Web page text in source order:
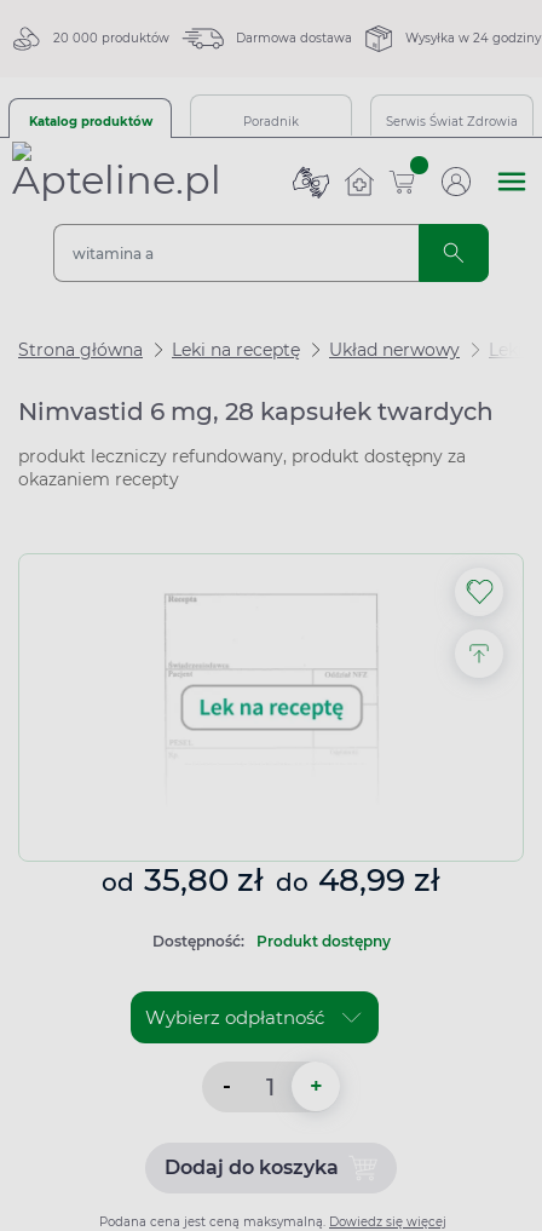
20 000 produktów Darmowa dostawa Wysyłka w 24 godziny
Katalog produktów Poradnik Serwis Świat Zdrowia
sztuk
Strona główna Leki na receptę Układ nerwowy Leki
Nimvastid 6 mg, 28 kapsułek twardych
produkt leczniczy refundowany, produkt dostępny za
okazaniem recepty
od 35,80 zł do 48,99 zł
Dostępność: Produkt dostępny
- +
Dodaj do koszykaDodaj do koszyka
Podana cena jest ceną maksymalną. Dowiedz się więcej